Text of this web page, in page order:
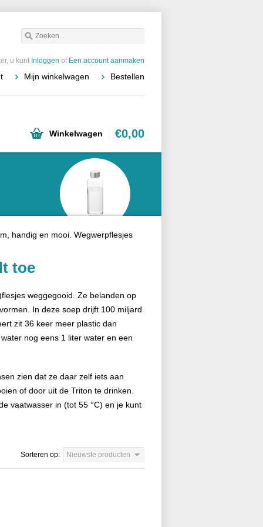
u kunt Inloggen of Een account aanmaken
Mijn winkelwagen Bestellen
Winkelwagen €0,00
handig en mooi. Wegwerpflesjes
toe
weggegooid. Ze belanden op
In deze soep drijft 100 miljard
zit 36 keer meer plastic dan
nog eens 1 liter water en een
zien dat ze daar zelf iets aan
of door uit de Triton te drinken.
vaatwasser in (tot 55 °C) en je kunt
Sorteren op: Nieuwste producten